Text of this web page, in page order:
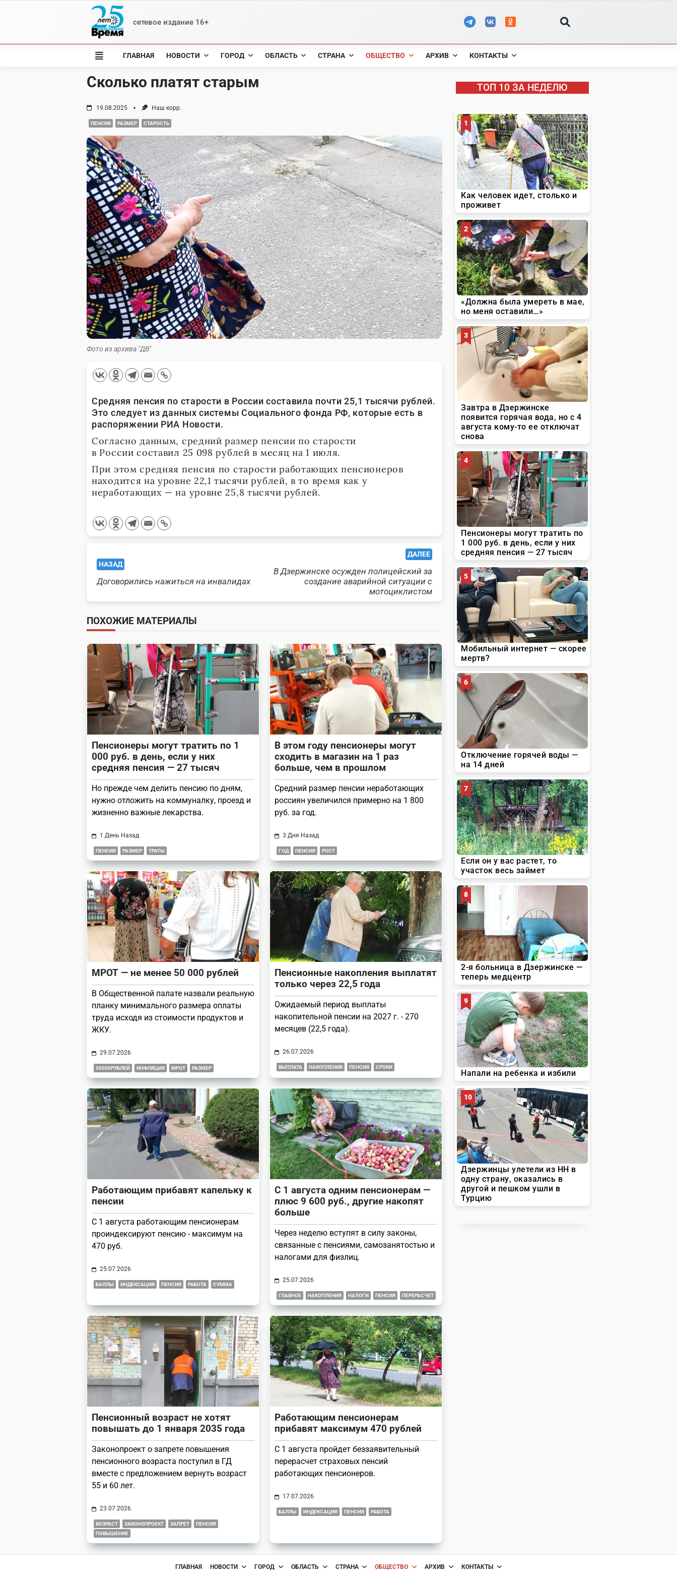
сетевое издание 16+
ГЛАВНАЯ НОВОСТИ ГОРОД ОБЛАСТЬ СТРАНА ОБЩЕСТВО АРХИВ КОНТАКТЫ
Сколько платят старым
19.08.2025 Наш корр.
ПЕНСИЯ РАЗМЕР СТАРОСТЬ
Фото из архива "ДВ"
Средняя пенсия по старости в России составила почти 25,1 тысячи рублей.
Это следует из данных системы Социального фонда РФ, которые есть в
распоряжении РИА Новости.
Согласно данным, средний размер пенсии по старости
в России составил 25 098 рублей в месяц на 1 июля.
При этом средняя пенсия по старости работающих пенсионеров
находится на уровне 22,1 тысячи рублей, в то время как у
неработающих — на уровне 25,8 тысячи рублей.
<span
class="nav-
subtitle
screen-
reader-
text">Page</span>
НАЗАД
Договорились нажиться на инвалидах
ДАЛЕЕ
В Дзержинске осужден полицейский за
создание аварийной ситуации с
мотоциклистом
ПОХОЖИЕ МАТЕРИАЛЫ
Пенсионеры могут тратить по 1
000 руб. в день, если у них
средняя пенсия — 27 тысяч
Но прежде чем делить пенсию по дням,
нужно отложить на коммуналку, проезд и
жизненно важные лекарства.
1 День Назад
ПЕНСИЯ РАЗМЕР ТРАТЫ
В этом году пенсионеры могут
сходить в магазин на 1 раз
больше, чем в прошлом
Средний размер пенсии неработающих
россиян увеличился примерно на 1 800
руб. за год.
3 Дня Назад
ГОД ПЕНСИЯ РОСТ
МРОТ — не менее 50 000 рублей
В Общественной палате назвали реальную
планку минимального размера оплаты
труда исходя из стоимости продуктов и
ЖКУ.
29.07.2026
50000РУБЛЕЙ ИНФЛЯЦИЯ МРОТ РАЗМЕР
Пенсионные накопления выплатят
только через 22,5 года
Ожидаемый период выплаты
накопительной пенсии на 2027 г. - 270
месяцев (22,5 года).
26.07.2026
ВЫПЛАТА НАКОПЛЕНИЯ ПЕНСИЯ СРОКИ
Работающим прибавят капельку к
пенсии
С 1 августа работающим пенсионерам
проиндексируют пенсию - максимум на
470 руб.
25.07.2026
БАЛЛЫ ИНДЕКСАЦИЯ ПЕНСИЯ РАБОТА СУММА
С 1 августа одним пенсионерам —
плюс 9 600 руб., другие накопят
больше
Через неделю вступят в силу законы,
связанные с пенсиями, самозанятостью и
налогами для физлиц.
25.07.2026
ГЛАВНОЕ НАКОПЛЕНИЯ НАЛОГИ ПЕНСИЯ ПЕРЕРАСЧЕТ
Пенсионный возраст не хотят
повышать до 1 января 2035 года
Законопроект о запрете повышения
пенсионного возраста поступил в ГД
вместе с предложением вернуть возраст
55 и 60 лет.
23.07.2026
ВОЗРАСТ ЗАКОНОПРОЕКТ ЗАПРЕТ
ПЕНСИЯ
ПОВЫШЕНИЕ
Работающим пенсионерам
прибавят максимум 470 рублей
С 1 августа пройдет беззаявительный
перерасчет страховых пенсий
работающих пенсионеров.
17.07.2026
БАЛЛЫ ИНДЕКСАЦИЯ ПЕНСИЯ РАБОТА
ТОП 10 ЗА НЕДЕЛЮ
ГЛАВНАЯ НОВОСТИ ГОРОД ОБЛАСТЬ СТРАНА ОБЩЕСТВО АРХИВ КОНТАКТЫ